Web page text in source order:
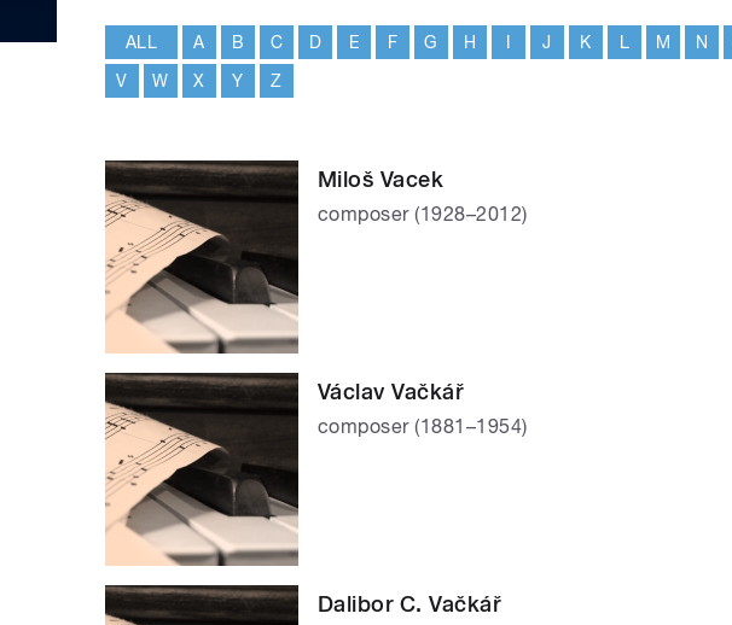
ALL A B C D E F G H I J K L M N
V
W X Y Z
Miloš Vacek
composer (1928–2012)
Václav Vačkář
composer (1881–1954)
Dalibor C. Vačkář